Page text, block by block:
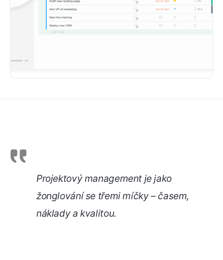
Projektový management je jako
žonglování se třemi míčky – časem,
náklady a kvalitou.